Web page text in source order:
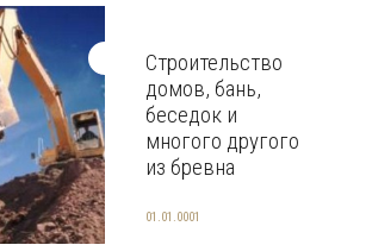
Строительство
домов, бань,
беседок и
многого другого
из бревна
01.01.0001